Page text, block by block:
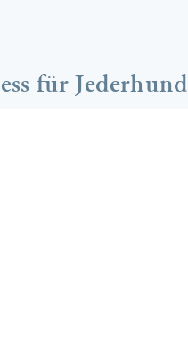
für Jederhund